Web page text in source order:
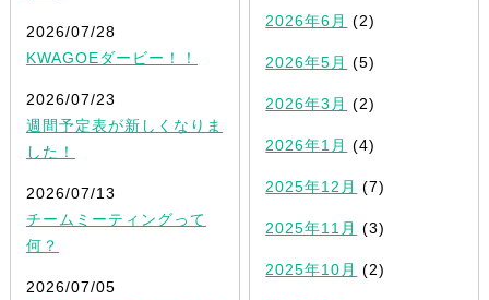
2026/07/28
KWAGOEダービー！！
2026/07/23
週間予定表が新しくなりま
した！
2026/07/13
チームミーティングって
何？
2026/07/05
2026年6月 (2)
2026年5月 (5)
2026年3月 (2)
2026年1月 (4)
2025年12月 (7)
2025年11月 (3)
2025年10月 (2)